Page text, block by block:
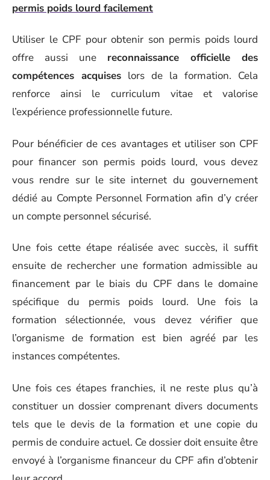
permis poids lourd facilement
Utiliser le CPF pour obtenir son permis poids lourd
offre aussi une reconnaissance officielle des
compétences acquises lors de la formation. Cela
renforce ainsi le curriculum vitae et valorise
l’expérience professionnelle future.
Pour bénéficier de ces avantages et utiliser son CPF
pour financer son permis poids lourd, vous devez
vous rendre sur le site internet du gouvernement
dédié au Compte Personnel Formation afin d’y créer
un compte personnel sécurisé.
Une fois cette étape réalisée avec succès, il suffit
ensuite de rechercher une formation admissible au
financement par le biais du CPF dans le domaine
spécifique du permis poids lourd. Une fois la
formation sélectionnée, vous devez vérifier que
l’organisme de formation est bien agréé par les
instances compétentes.
Une fois ces étapes franchies, il ne reste plus qu’à
constituer un dossier comprenant divers documents
tels que le devis de la formation et une copie du
permis de conduire actuel. Ce dossier doit ensuite être
envoyé à l’organisme financeur du CPF afin d’obtenir